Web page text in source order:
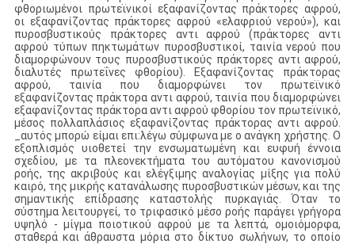
φθοριωμένοι πρωτεϊνικοί εξαφανίζοντας πράκτορες αφρού,
οι εξαφανίζοντας πράκτορες αφρού «ελαφριού νερού»), και
πυροσβυστικούς πράκτορες αντι αφρού (πράκτορες αντι
αφρού τύπων πηκτωμάτων πυροσβυστικοί, ταινία νερού που
διαμορφώνουν τους πυροσβυστικούς πράκτορες αντι αφρού,
διαλυτές πρωτεΐνες φθορίου). Εξαφανίζοντας πράκτορας
αφρού, ταινία που διαμορφώνει τον πρωτεϊνικό
εξαφανίζοντας πράκτορα αντι αφρού, ταινία που διαμορφώνει
εξαφανίζοντας πράκτορα αντι αφρού φθορίου τον πρωτεϊνικό,
μέσος πολλαπλάσιος εξαφανίζοντας πράκτορας αντι αφρού.
_αυτός μπορώ είμαι επι:λέγω σύμφωνα με ο ανάγκη χρήστης. Ο
εξοπλισμός υιοθετεί την ενσωματωμένη και ευφυή έννοια
σχεδίου, με τα πλεονεκτήματα του αυτόματου κανονισμού
ροής, της ακριβούς και ελέγξιμης αναλογίας μίξης για πολύ
καιρό, της μικρής κατανάλωσης πυροσβυστικών μέσων, και της
σημαντικής επίδρασης καταστολής πυρκαγιάς. Όταν το
σύστημα λειτουργεί, το τριφασικό μέσο ροής παράγει γρήγορα
υψηλό - μίγμα ποιοτικού αφρού με τα λεπτά, ομοιόμορφα,
σταθερά και άθραυστα μόρια στο δίκτυο σωλήνων, το οποίο